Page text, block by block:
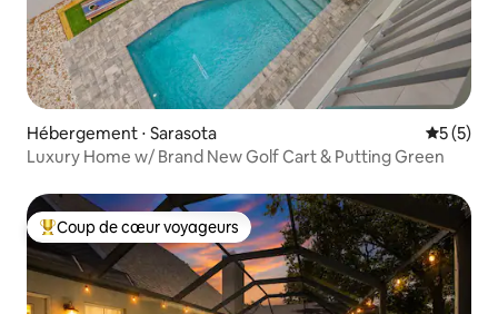
Hébergement ⋅ Sarasota
5 (5)
Luxury Home w/ Brand New Golf Cart & Putting Green
Coups de cœur voyageurs les plus appréciés
Coup de cœur voyageurs